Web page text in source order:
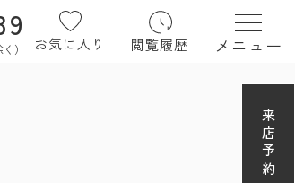
） お気に入り 閲覧履歴 メニュー
来店予約